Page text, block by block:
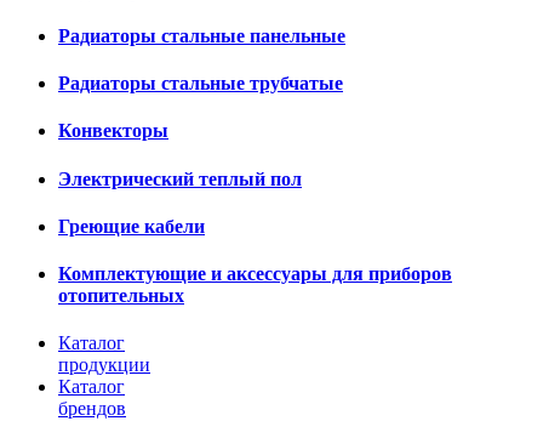
Радиаторы стальные панельные
Радиаторы стальные трубчатые
Конвекторы
Электрический теплый пол
Греющие кабели
Комплектующие и аксессуары для приборов
отопительных
Каталог
продукции
Каталог
брендов